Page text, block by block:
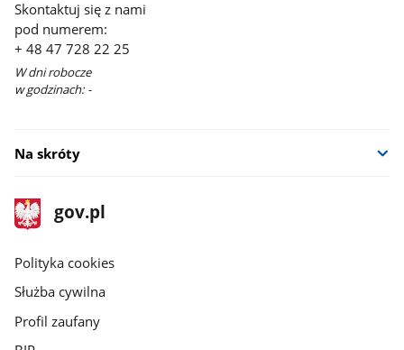
Skontaktuj się z nami
pod numerem:
+ 48 47 728 22 25
W dni robocze
w godzinach: -
Na skróty
stopka
gov.pl
Strona
gov.pl
gov.pl
Polityka cookies
Służba cywilna
Profil zaufany